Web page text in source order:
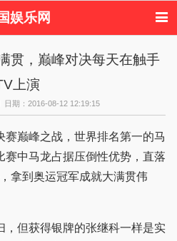
娱乐网
综艺节目
偶像活动
贯，巅峰对决每天在触手
上演
日期：2016-08-12 12:19:15
巅峰之战，世界排名第一的马
赛中马龙占据压倒性优势，直落
拿到奥运冠军成就大满贯伟
但获得银牌的张继科一样是实